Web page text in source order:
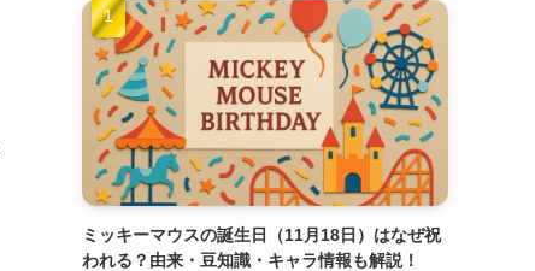
ミッキーマウスの誕生日（11月18日）はなぜ祝
われる？由来・豆知識・キャラ情報も解説！